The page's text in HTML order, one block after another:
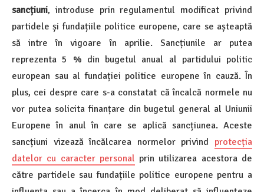
sancțiuni, introduse prin regulamentul modificat privind
partidele și fundațiile politice europene, care se așteaptă
să intre în vigoare în aprilie. Sancțiunile ar putea
reprezenta 5 % din bugetul anual al partidului politic
european sau al fundației politice europene în cauză. În
plus, cei despre care s-a constatat că încalcă normele nu
vor putea solicita finanțare din bugetul general al Uniunii
Europene în anul în care se aplică sancțiunea. Aceste
sancțiuni vizează încălcarea normelor privind protecția
datelor cu caracter personal prin utilizarea acestora de
către partidele sau fundațiile politice europene pentru a